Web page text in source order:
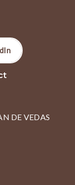
DE VEDAS